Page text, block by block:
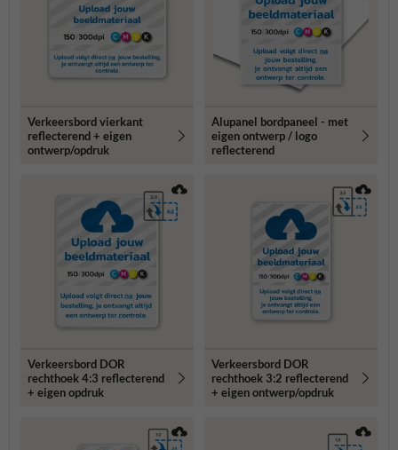
Verkeersbord vierkant
reflecterend + eigen
ontwerp/opdruk
Alupanel bordpaneel - met
eigen ontwerp / logo
reflecterend
Verkeersbord DOR
rechthoek 4:3 reflecterend
+ eigen opdruk
Verkeersbord DOR
rechthoek 3:2 reflecterend
+ eigen ontwerp/opdruk